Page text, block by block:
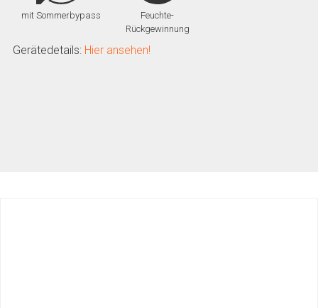
mit Sommerbypass
Feuchte-
Rückgewinnung
Gerätedetails: Hier ansehen!